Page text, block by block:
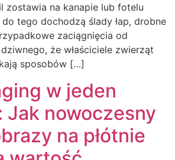
zostawia na kanapie lub fotelu
tego dochodzą ślady łap, drobne
zaciągnięcia od
że właściciele zwierząt
sposobów […]
w jeden
Jak nowoczesny
na płótnie